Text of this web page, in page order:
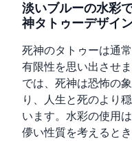
淡いブルーの水彩
神タトゥーデザイ
死神のタトゥーは通
有限性を思い出させ
では、死神は恐怖の
り、人生と死のより
います。水彩の使用
儚い性質を考えると